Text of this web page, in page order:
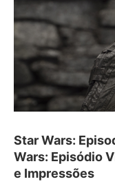
Star Wars:
Wars: Episódio
e Impressões